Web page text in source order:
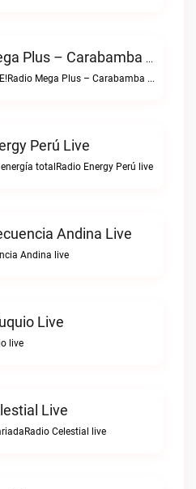
Radio Mega Plus – Carabamba Live
INSUPERABLE!Radio Mega Plus – Carabamba live
Perú Live
totalRadio Energy Perú live
Andina Live
Andina live
Live
live
Live
Celestial live